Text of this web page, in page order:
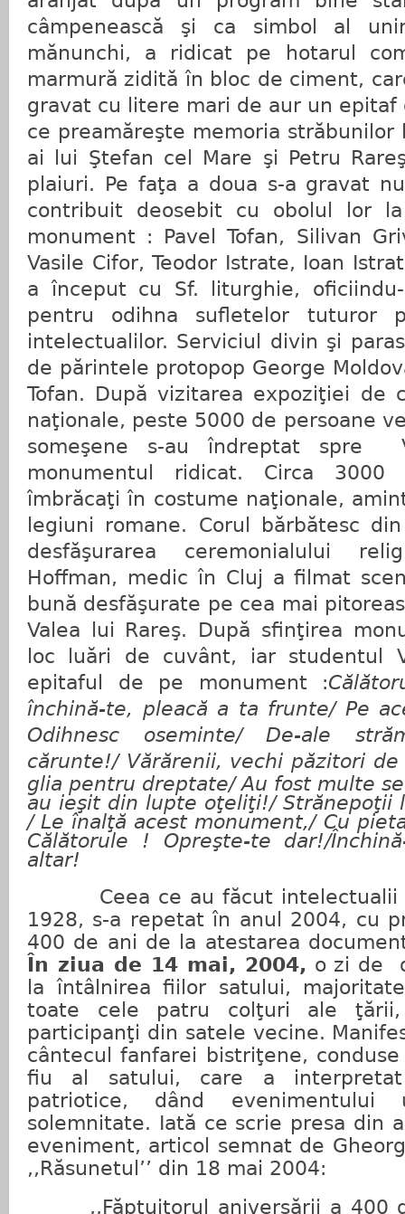
câmpenească şi ca simbol al
mănunchi, a ridicat pe hotarul
marmură zidită în bloc de ciment,
gravat cu litere mari de aur un
ce preamăreşte memoria străbunilor
ai lui Ştefan cel Mare şi Petru
plaiuri. Pe faţa a doua s-a gravat
contribuit deosebit cu obolul lor
monument : Pavel Tofan, Silivan
Vasile Cifor, Teodor Istrate, Ioan
a început cu Sf. liturghie,
pentru odihna sufletelor tuturor
intelectualilor. Serviciul divin şi
de părintele protopop George
Tofan. După vizitarea expoziţiei de
naţionale, peste 5000 de persoane
someşene s-au îndreptat spre
monumentul ridicat. Circa
îmbrăcaţi în costume naţionale,
legiuni romane. Corul bărbătesc
desfăşurarea ceremonialului
Hoffman, medic în Cluj a filmat
bună desfăşurate pe cea mai
Valea lui Rareş. După sfinţirea
loc luări de cuvânt, iar studentul
epitaful de pe monument :
închină-te, pleacă a ta frunte/ Pe
Odihnesc oseminte/ De-ale
cărunte!/ Vărărenii, vechi păzitori de
glia pentru dreptate/ Au fost multe
au ieşit din lupte oţeliţi!/ Strănepoţii
/ Le înalţă acest monument,/ Cu
Călătorule ! Opreşte-te dar!/
altar!
Ceea ce au făcut
1928, s-a repetat în anul 2004, cu
400 de ani de la atestarea
În ziua de 14 mai, 2004, o zi de
la întâlnirea fiilor satului,
toate cele patru colţuri ale
participanţi din satele vecine.
cântecul fanfarei bistriţene,
fiu al satului, care a interpretat
patriotice, dând
solemnitate. Iată ce scrie presa din
eveniment, articol semnat de
,,Răsunetul’’ din 18 mai 2004:
,,Făptuitorul aniversării a 400